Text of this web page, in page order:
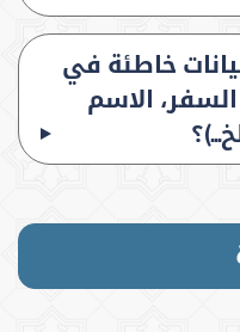
خاطئة في
الاسم